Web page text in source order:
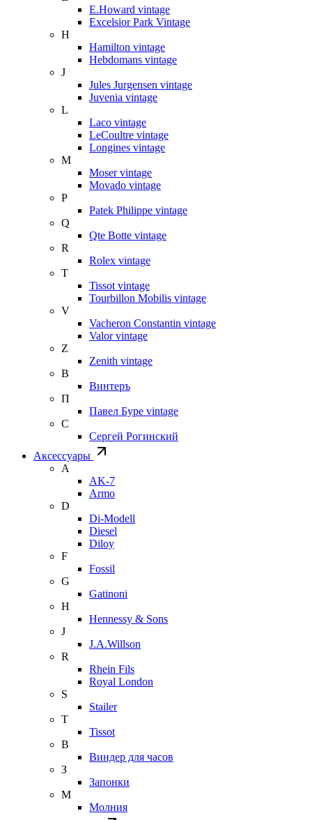
E.Howard vintage
Excelsior Park Vintage
H
Hamilton vintage
Hebdomans vintage
J
Jules Jurgensen vintage
Juvenia vintage
L
Laco vintage
LeCoultre vintage
Longines vintage
M
Moser vintage
Movado vintage
P
Patek Philippe vintage
Q
Qte Botte vintage
R
Rolex vintage
T
Tissot vintage
Tourbillon Mobilis vintage
V
Vacheron Constantin vintage
Valor vintage
Z
Zenith vintage
В
Винтеръ
П
Павел Буре vintage
С
Сергей Рогинский
Аксессуары
A
AK-7
Armo
D
Di-Modell
Diesel
Diloy
F
Fossil
G
Gatinoni
H
Hennessy & Sons
J
J.A.Willson
R
Rhein Fils
Royal London
S
Stailer
T
Tissot
В
Виндер для часов
З
Запонки
М
Молния